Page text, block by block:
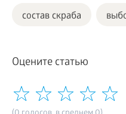
состав скраба
Оцените статью